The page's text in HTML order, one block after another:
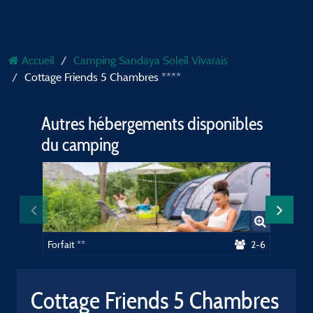
Accueil
Camping Sandaya Soleil Vivarais
Cottage Friends 5 Chambres ****
Autres hébergements disponibles
du camping
Forfait ** 2-6
Cottage Friends 5 Chambres